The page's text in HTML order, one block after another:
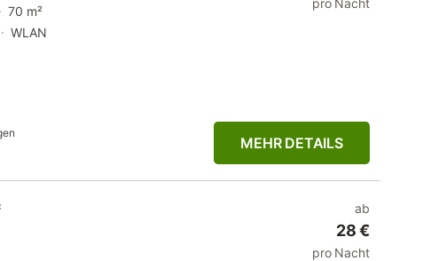
70 m²
WLAN
pro Nacht
MEHR DETAILS
ab
28 €
pro Nacht